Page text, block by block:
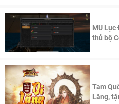
MU Lục
thủ bộ
Tam
Lăng,